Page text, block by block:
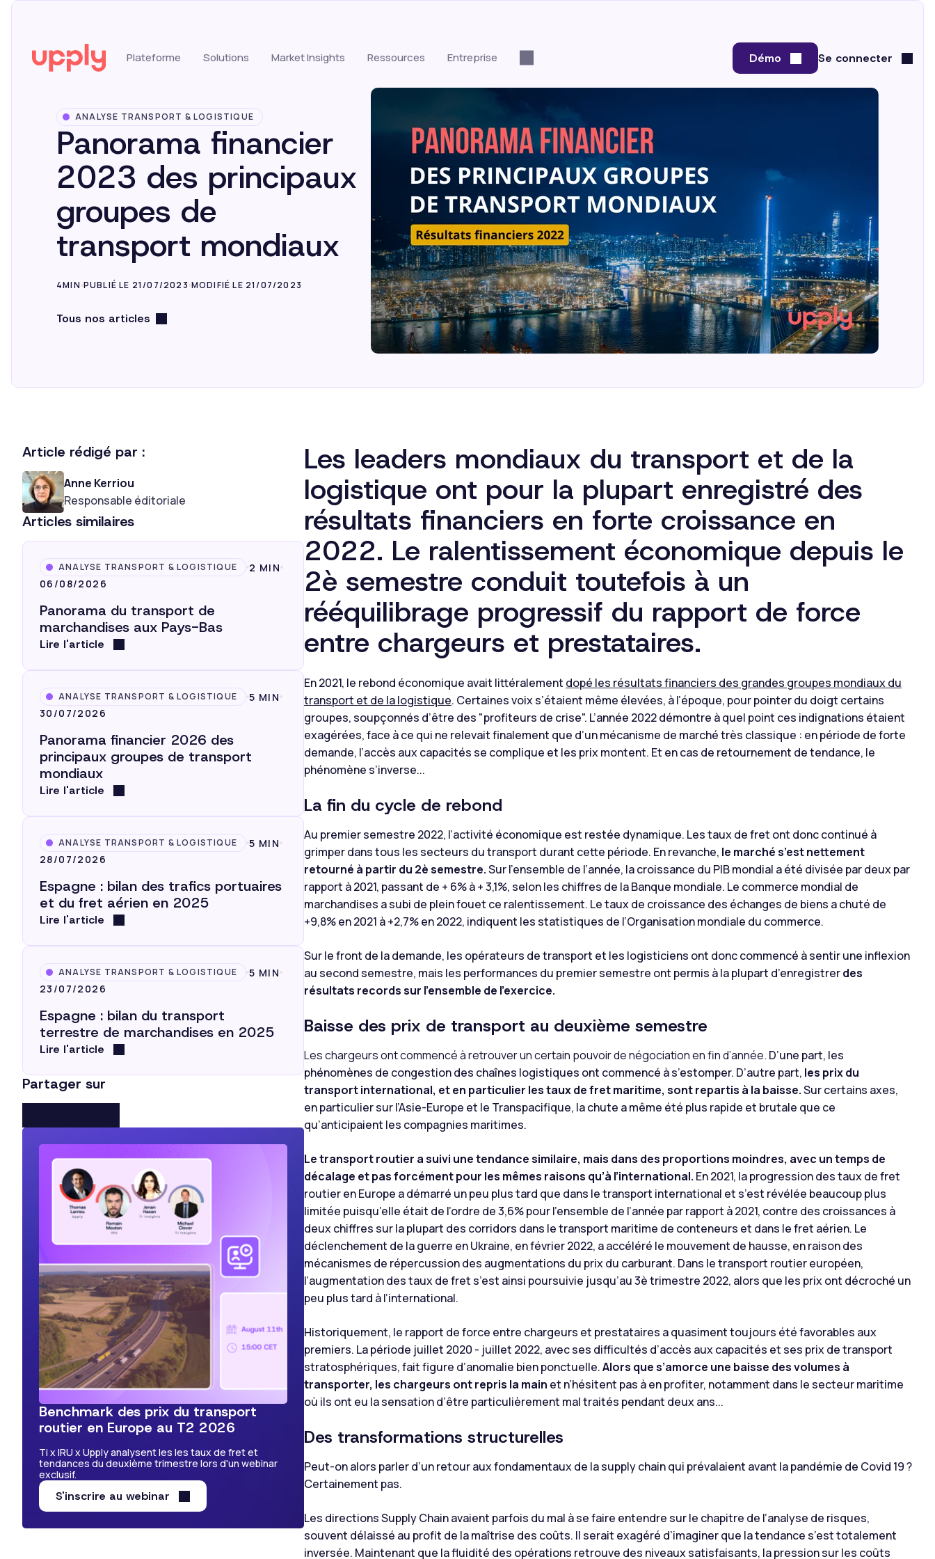
Plateforme Solutions Market Insights Ressources Entreprise Démo Se connecter
ANALYSE TRANSPORT & LOGISTIQUE
Panorama financier
2023 des principaux
groupes de
transport mondiaux
4MIN PUBLIÉ LE 21/07/2023 MODIFIÉ LE 21/07/2023
Tous nos articles
Article rédigé par :
Anne Kerriou
Responsable éditoriale
Articles similaires
ANALYSE TRANSPORT & LOGISTIQUE
2 MIN
06/08/2026
Panorama du transport de
marchandises aux Pays-Bas
Lire l'article
ANALYSE TRANSPORT & LOGISTIQUE
5 MIN
30/07/2026
Panorama financier 2026 des
principaux groupes de transport
mondiaux
Lire l'article
ANALYSE TRANSPORT & LOGISTIQUE
5 MIN
28/07/2026
Espagne : bilan des trafics portuaires
et du fret aérien en 2025
Lire l'article
ANALYSE TRANSPORT & LOGISTIQUE
5 MIN
23/07/2026
Espagne : bilan du transport
terrestre de marchandises en 2025
Lire l'article
Partager sur
Benchmark des prix du transport
routier en Europe au T2 2026
Ti x IRU x Upply analysent les les taux de fret et
tendances du deuxième trimestre lors d'un webinar
exclusif.
S'inscrire au webinar
Les leaders mondiaux du transport et de la
logistique ont pour la plupart enregistré des
résultats financiers en forte croissance en
2022. Le ralentissement économique depuis le
2è semestre conduit toutefois à un
rééquilibrage progressif du rapport de force
entre chargeurs et prestataires.
En 2021, le rebond économique avait littéralement dopé les résultats financiers des grandes groupes mondiaux du
transport et de la logistique. Certaines voix s’étaient même élevées, à l’époque, pour pointer du doigt certains
groupes, soupçonnés d’être des "profiteurs de crise". L’année 2022 démontre à quel point ces indignations étaient
exagérées, face à ce qui ne relevait finalement que d’un mécanisme de marché très classique : en période de forte
demande, l’accès aux capacités se complique et les prix montent. Et en cas de retournement de tendance, le
phénomène s’inverse...
La fin du cycle de rebond
Au premier semestre 2022, l’activité économique est restée dynamique. Les taux de fret ont donc continué à
grimper dans tous les secteurs du transport durant cette période. En revanche, le marché s’est nettement
retourné à partir du 2è semestre.Sur l’ensemble de l’année, la croissance du PIB mondial a été divisée par deux par
rapport à 2021, passant de + 6% à + 3,1%, selon les chiffres de la Banque mondiale. Le commerce mondial de
marchandises a subi de plein fouet ce ralentissement. Le taux de croissance des échanges de biens a chuté de
+9,8% en 2021 à +2,7% en 2022, indiquent les statistiques de l’Organisation mondiale du commerce.
Sur le front de la demande, les opérateurs de transport et les logisticiens ont donc commencé à sentir une inflexion
au second semestre, mais les performances du premier semestre ont permis à la plupart d’enregistrerdes
résultats records sur l’ensemble de l’exercice.
Baisse des prix de transport au deuxième semestre
Les chargeurs ont commencé à retrouver un certain pouvoir de négociation en fin d’année. D’une part, les
phénomènes de congestion des chaînes logistiques ont commencé à s’estomper. D’autre part, les prix du
transport international, et en particulier les taux de fret maritime, sont repartis à la baisse.Sur certains axes,
en particulier sur l’Asie-Europe et le Transpacifique, la chute a même été plus rapide et brutale que ce
qu’anticipaient les compagnies maritimes.
Le transport routier a suivi une tendance similaire, mais dans des proportions moindres, avec un temps de
décalage et pas forcément pour les mêmes raisons qu’à l’international. En 2021, la progression des taux de fret
routier en Europe a démarré un peu plus tard que dans le transport international et s’est révélée beaucoup plus
limitée puisqu’elle était de l’ordre de 3,6% pour l’ensemble de l’année par rapport à 2021, contre des croissances à
deux chiffres sur la plupart des corridors dans le transport maritime de conteneurs et dans le fret aérien. Le
déclenchement de la guerre en Ukraine, en février 2022, a accéléré le mouvement de hausse, en raison des
mécanismes de répercussion des augmentations du prix du carburant. Dans le transport routier européen,
l’augmentation des taux de fret s’est ainsi poursuivie jusqu’au 3è trimestre 2022, alors que les prix ont décroché un
peu plus tard à l’international.
Historiquement, le rapport de force entre chargeurs et prestataires a quasiment toujours été favorables aux
premiers. La période juillet 2020 - juillet 2022, avec ses difficultés d’accès aux capacités et ses prix de transport
stratosphériques, fait figure d’anomalie bien ponctuelle.Alors que s’amorce une baisse des volumes à
transporter, les chargeurs ont repris la main et n’hésitent pas à en profiter, notamment dans le secteur maritime
où ils ont eu la sensation d’être particulièrement mal traités pendant deux ans...
Des transformations structurelles
Peut-on alors parler d’un retour aux fondamentaux de la supply chain qui prévalaient avant la pandémie de Covid 19 ?
Certainement pas.
Les directions Supply Chain avaient parfois du mal à se faire entendre sur le chapitre de l’analyse de risques,
souvent délaissé au profit de la maîtrise des coûts. Il serait exagéré d’imaginer que la tendance s’est totalement
inversée. Maintenant que la fluidité des opérations retrouve des niveaux satisfaisants, la pression sur les coûts